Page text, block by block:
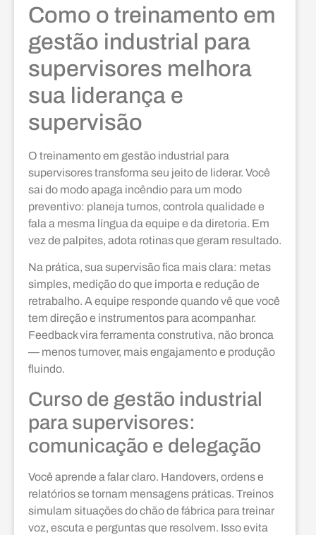
Como o treinamento em
gestão industrial para
supervisores melhora
sua liderança e
supervisão
O treinamento em gestão industrial para
supervisores transforma seu jeito de liderar. Você
sai do modo apaga incêndio para um modo
preventivo: planeja turnos, controla qualidade e
fala a mesma língua da equipe e da diretoria. Em
vez de palpites, adota rotinas que geram resultado.
Na prática, sua supervisão fica mais clara: metas
simples, medição do que importa e redução de
retrabalho. A equipe responde quando vê que você
tem direção e instrumentos para acompanhar.
Feedback vira ferramenta construtiva, não bronca
— menos turnover, mais engajamento e produção
fluindo.
Curso de gestão industrial
para supervisores:
comunicação e delegação
Você aprende a falar claro. Handovers, ordens e
relatórios se tornam mensagens práticas. Treinos
simulam situações do chão de fábrica para treinar
voz, escuta e perguntas que resolvem. Isso evita